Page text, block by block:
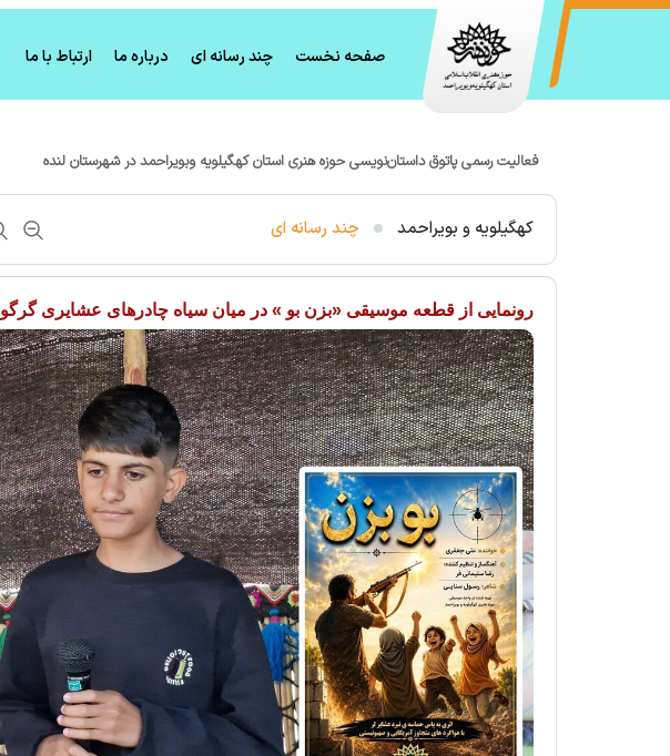
صفحه نخست چند رسانه ای درباره ما ارتباط با ما
فعالیت رسمی پاتوق داستان‌نویسی حوزه هنری استان کهگیلویه وبویراحمد در شهرستان لنده
کهگیلویه و بویراحمد چند رسانه ای
رونمایی از قطعه موسیقی «بزن بو » در میان سیاه چادرهای عشایری گرگو